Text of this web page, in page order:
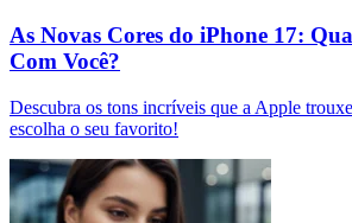
As Novas Cores do iPhone 17:
Com Você?
Descubra os tons incríveis que a Apple
escolha o seu favorito!